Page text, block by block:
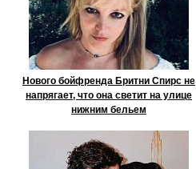
Нового бойфренда Бритни Спирс не
напрягает, что она светит на улице
нижним бельем